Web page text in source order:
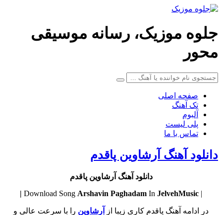
جلوه موزیک، رسانه موسیقی
محور
صفحه اصلی
تک آهنگ
آلبوم
پلی لیست
تماس با ما
دانلود آهنگ آرشاوین پاقدم
دانلود آهنگ آرشاوین پاقدم
| Download Song
Arshavin Paghadam In JelvehMusic |
در ادامه آهنگ پاقدم کاری زیبا از آرشاوین را با سرعت عالی و